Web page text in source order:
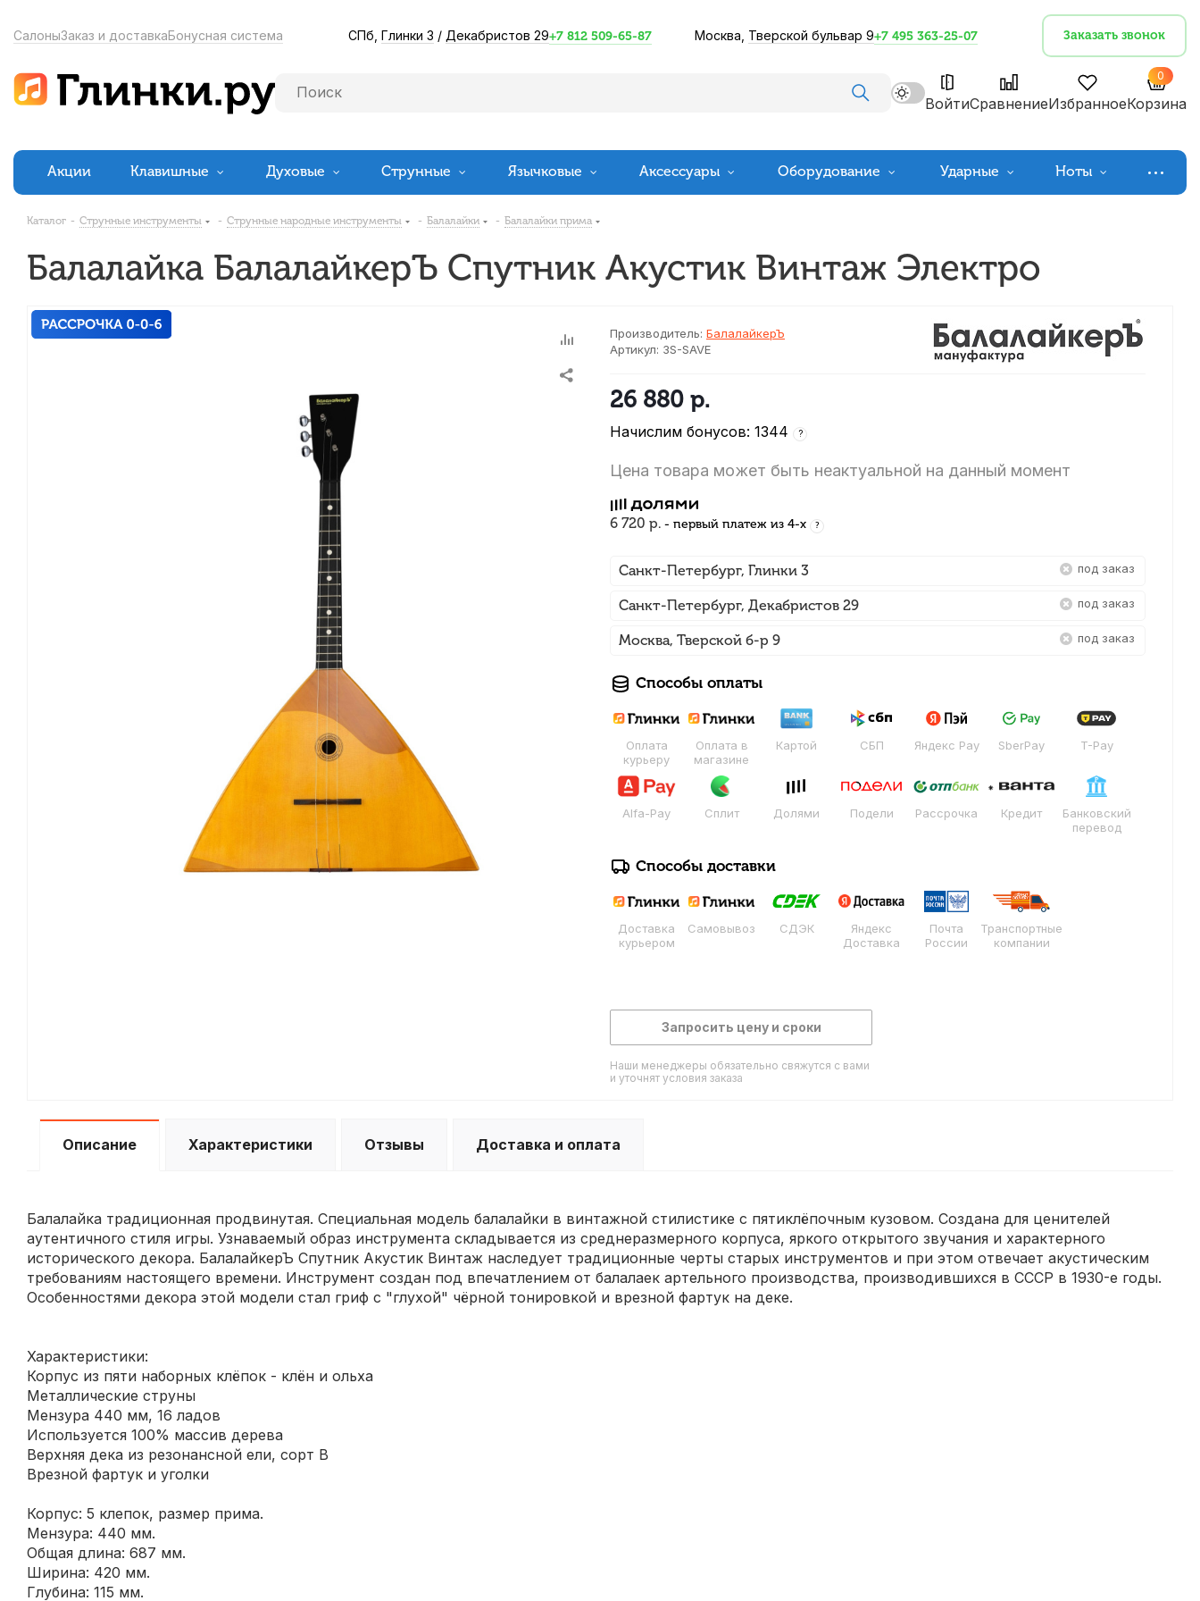
СалоныЗаказ и доставкаБонусная система СПб, Глинки 3 / Декабристов 29+7 812 509-65-87 Москва, Тверской бульвар 9+7 495 363-25-07 Заказать звонок
ВойтиСравнениеИзбранное
0
Корзина
Акции Клавишные Духовые Струнные Язычковые Аксессуары Оборудование Ударные Ноты
Каталог - Струнные инструменты - Струнные народные инструменты - Балалайки - Балалайки прима
Балалайка БалалайкерЪ Спутник Акустик Винтаж Электро
Производитель: БалалайкерЪ
Артикул: 3S-SAVE
26 880 р.
Начислим бонусов: 1344 ?
Цена товара может быть неактуальной на данный момент
6 720 р. - первый платеж из 4-х ?
Санкт-Петербург, Глинки 3 Под заказ
Санкт-Петербург, Декабристов 29 Под заказ
Москва, Тверской б-р 9 Под заказ
Способы оплаты
Оплата
курьеру
Оплата в
магазине
Картой СБП Яндекс Pay SberPay T-Pay
Alfa-Pay Сплит Долями Подели Рассрочка Кредит
Банковский
перевод
Способы доставки
Доставка
курьером
Самовывоз СДЭК
Яндекс
Доставка
Почта
России
Транспортные
компании
Запросить цену и сроки
Наши менеджеры обязательно свяжутся с вами
и уточнят условия заказа
Описание Характеристики Отзывы Доставка и оплата
Балалайка традиционная продвинутая. Специальная модель балалайки в винтажной стилистике с пятиклёпочным кузовом. Создана для ценителей
аутентичного стиля игры. Узнаваемый образ инструмента складывается из среднеразмерного корпуса, яркого открытого звучания и характерного
исторического декора. БалалайкерЪ Спутник Акустик Винтаж наследует традиционные черты старых инструментов и при этом отвечает акустическим
требованиям настоящего времени. Инструмент создан под впечатлением от балалаек артельного производства, производившихся в СССР в 1930-е годы.
Особенностями декора этой модели стал гриф с "глухой" чёрной тонировкой и врезной фартук на деке.
Характеристики:
Корпус из пяти наборных клёпок - клён и ольха
Металлические струны
Мензура 440 мм, 16 ладов
Используется 100% массив дерева
Верхняя дека из резонансной ели, сорт B
Врезной фартук и уголки
Корпус: 5 клепок, размер прима.
Мензура: 440 мм.
Общая длина: 687 мм.
Ширина: 420 мм.
Глубина: 115 мм.